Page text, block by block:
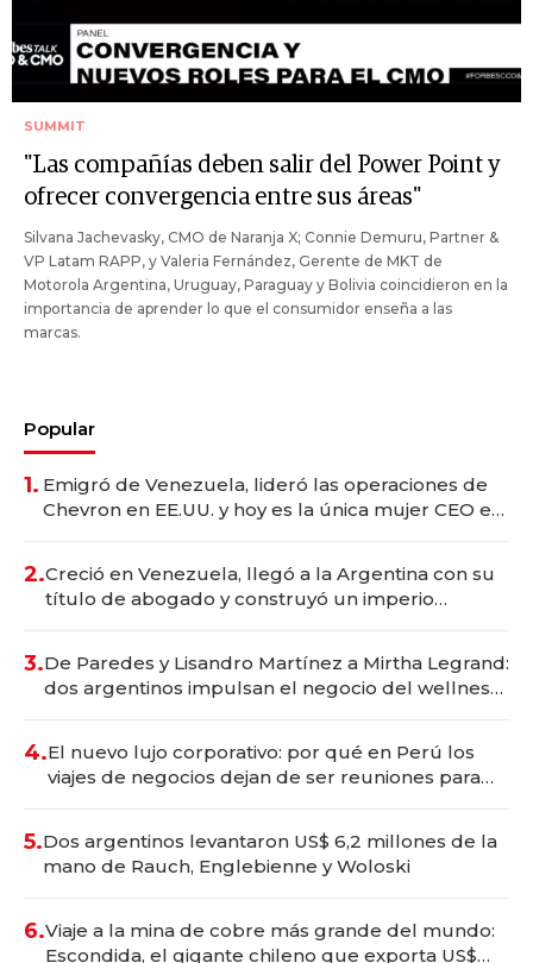
SUMMIT
"Las compañías deben salir del Power Point y
ofrecer convergencia entre sus áreas"
Silvana Jachevasky, CMO de Naranja X; Connie Demuru, Partner &
VP Latam RAPP, y Valeria Fernández, Gerente de MKT de
Motorola Argentina, Uruguay, Paraguay y Bolivia coincidieron en la
importancia de aprender lo que el consumidor enseña a las
marcas.
Popular
1. Emigró de Venezuela, lideró las operaciones de
Chevron en EE.UU. y hoy es la única mujer CEO en
2.Creció en Venezuela, llegó a la Argentina con su
título de abogado y construyó un imperio
3.De Paredes y Lisandro Martínez a Mirtha Legrand:
dos argentinos impulsan el negocio del wellness
4.El nuevo lujo corporativo: por qué en Perú los
viajes de negocios dejan de ser reuniones para
5.Dos argentinos levantaron US$ 6,2 millones de la
mano de Rauch, Englebienne y Woloski
6.Viaje a la mina de cobre más grande del mundo:
Escondida, el gigante chileno que exporta US$